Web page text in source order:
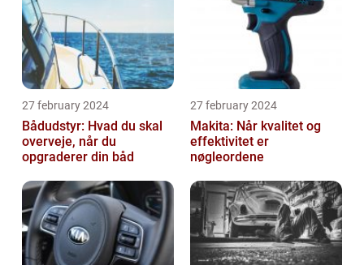
27 february 2024
Bådudstyr: Hvad du skal
overveje, når du
opgraderer din båd
27 february 2024
Makita: Når kvalitet og
effektivitet er
nøgleordene